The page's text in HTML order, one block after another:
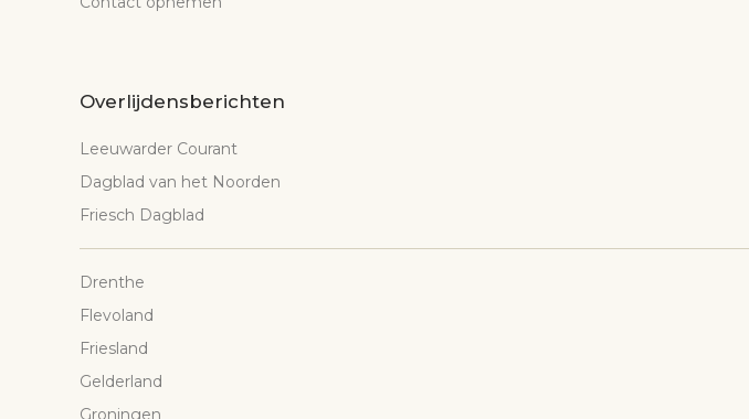
Overlijdensberichten
Leeuwarder Courant
Dagblad van het Noorden
Friesch Dagblad
Drenthe
Flevoland
Friesland
Gelderland
Groningen